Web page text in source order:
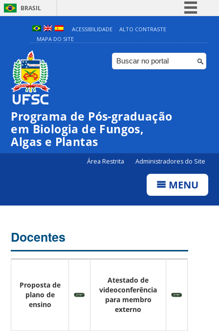
BRASIL
Simplifique!
Comunica BR
Participe
ACESSIBILIDADE
ALTO CONTRASTE
MAPA DO SITE
Programa de Pós-graduação
em Biologia de Fungos,
Algas e Plantas
Área Restrita Administradores do Site
MENU
Docentes
Proposta de
plano de
ensino
Atestado de
videoconferência
para membro
externo